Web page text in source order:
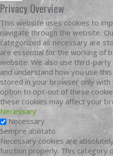
Privacy Overview
This website uses cookies to
navigate through the website.
categorized as necessary are
are essential for the working of
website. We also use third-party
and understand how you use
stored in your browser only with
option to opt-out of these
these cookies may affect your
Necessary
Necessary
Sempre abilitato
Necessary cookies are
function properly. This category